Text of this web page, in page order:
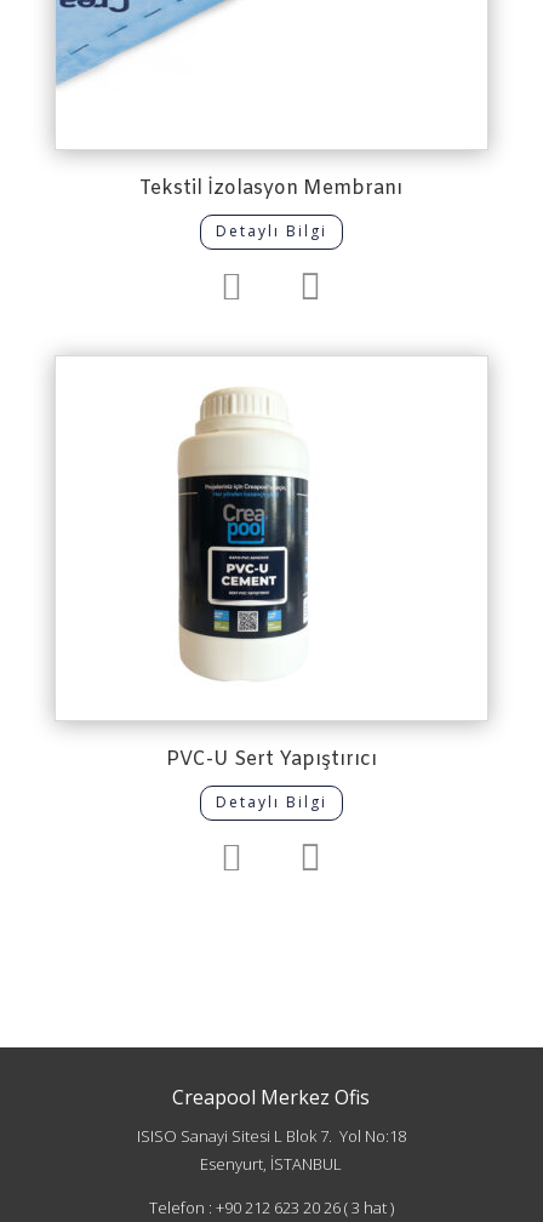
Tekstil İzolasyon Membranı
Detaylı Bilgi
 
PVC-U Sert Yapıştırıcı
Detaylı Bilgi
 
Creapool Merkez Ofis
ISISO Sanayi Sitesi L Blok 7. Yol No:18
Esenyurt, İSTANBUL
Telefon : +90 212 623 20 26 ( 3 hat )